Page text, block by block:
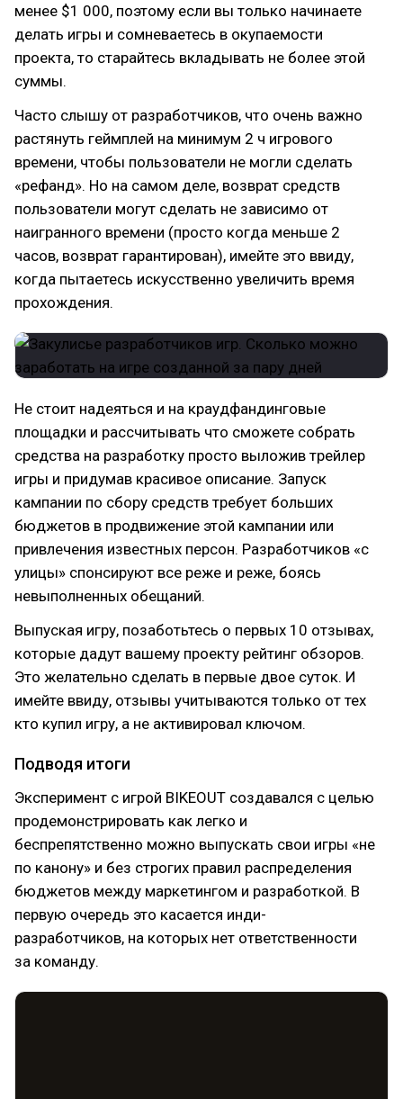
менее $1 000, поэтому если вы только начинаете
делать игры и сомневаетесь в окупаемости
проекта, то старайтесь вкладывать не более этой
суммы.
Часто слышу от разработчиков, что очень важно
растянуть геймплей на минимум 2 ч игрового
времени, чтобы пользователи не могли сделать
«рефанд». Но на самом деле, возврат средств
пользователи могут сделать не зависимо от
наигранного времени (просто когда меньше 2
часов, возврат гарантирован), имейте это ввиду,
когда пытаетесь искусственно увеличить время
прохождения.
Не стоит надеяться и на краудфандинговые
площадки и рассчитывать что сможете собрать
средства на разработку просто выложив трейлер
игры и придумав красивое описание. Запуск
кампании по сбору средств требует больших
бюджетов в продвижение этой кампании или
привлечения известных персон. Разработчиков «с
улицы» спонсируют все реже и реже, боясь
невыполненных обещаний.
Выпуская игру, позаботьтесь о первых 10 отзывах,
которые дадут вашему проекту рейтинг обзоров.
Это желательно сделать в первые двое суток. И
имейте ввиду, отзывы учитываются только от тех
кто купил игру, а не активировал ключом.
Подводя итоги
Эксперимент с игрой BIKEOUT создавался с целью
продемонстрировать как легко и
беспрепятственно можно выпускать свои игры «не
по канону» и без строгих правил распределения
бюджетов между маркетингом и разработкой. В
первую очередь это касается инди-
разработчиков, на которых нет ответственности
за команду.